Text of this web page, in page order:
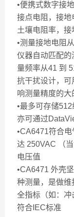
•便携式数字接
接点电阻，接地
土壤电阻率，
•测量接地电阻
仪器自动匹配的
量频率从41 到
抗干扰设计，
响测量精度的大
•最多可存储
亦可通过
•CA6471符合
达 250VAC （
电压值
•CA6471 外壳
种测量，是做维
全指标（如：冲
符合IEC标准